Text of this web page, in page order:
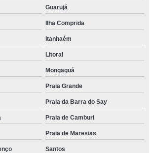
Guarujá
Ilha Comprida
Itanhaém
Litoral
Mongaguá
Praia Grande
Praia da Barra do Say
Praia de Camburi
Praia de Maresias
Santos